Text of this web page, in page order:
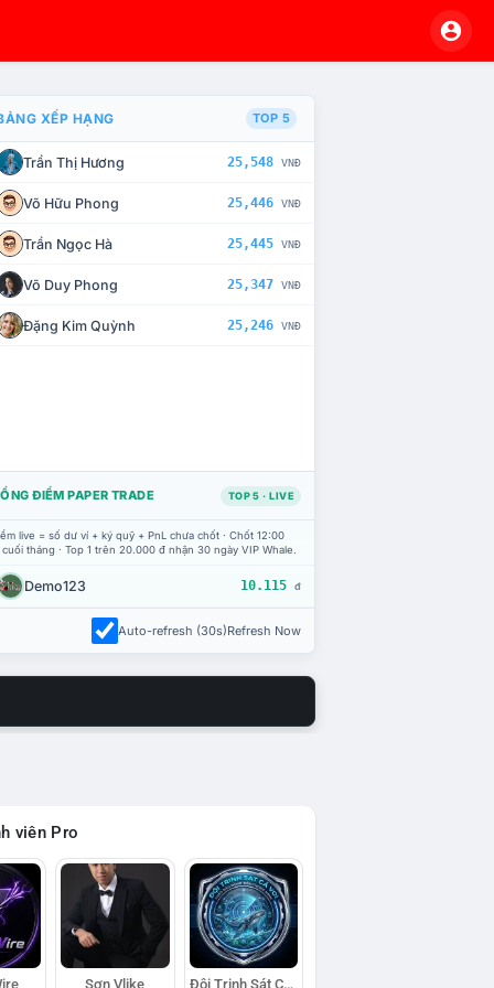
CHẾ TÀI XỬ LÝ VI PHẠM
XẾP HẠNG TOP 5
Trần Thị Hương 25,548 VNĐ
Võ Hữu Phong 25,446 VNĐ
Trần Ngọc Hà 25,445 VNĐ
Võ Duy Phong 25,347 VNĐ
Đặng Kim Quỳnh 25,246 VNĐ
ĐIỂM PAPER TRADE TOP 5 · LIVE
live = số dư ví + ký quỹ + PnL chưa chốt · Chốt 12:00
tháng · Top 1 trên 20.000 đ nhận 30 ngày VIP Whale.
Demo123 10.115 đ
Auto-refresh (30s)Refresh Now
viên Pro
Sơn Vlike Đội Trinh Sát Cá Voi